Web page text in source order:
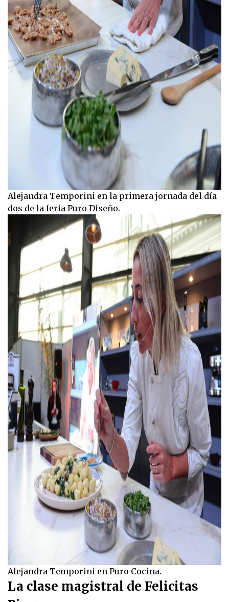
Alejandra Temporini en la primera jornada del día
dos de la feria Puro Diseño.
Alejandra Temporini en Puro Cocina.
La clase magistral de Felicitas